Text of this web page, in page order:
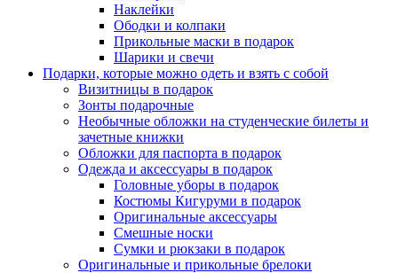
Наклейки
Ободки и колпаки
Прикольные маски в подарок
Шарики и свечи
Подарки, которые можно одеть и взять с собой
Визитницы в подарок
Зонты подарочные
Необычные обложки на студенческие билеты и
зачетные книжки
Обложки для паспорта в подарок
Одежда и аксессуары в подарок
Головные уборы в подарок
Костюмы Кигуруми в подарок
Оригинальные аксессуары
Смешные носки
Сумки и рюкзаки в подарок
Оригинальные и прикольные брелоки